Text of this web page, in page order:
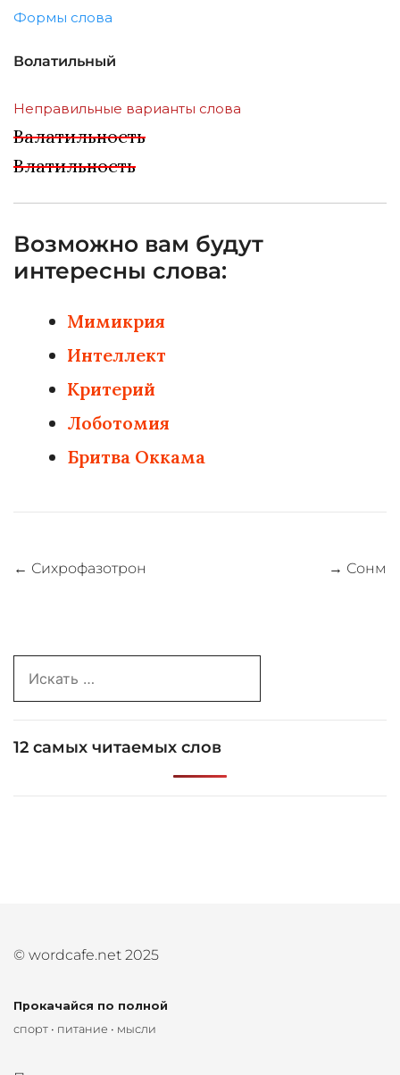
Формы слова
Волатильный
Неправильные варианты слова
Валатильность
Влатильность
Возможно вам будут
интересны слова:
Мимикрия
Интеллект
Критерий
Лоботомия
Бритва Оккама
Навигация
← Сихрофазотрон → Сонм
for:
12 самых читаемых слов
© wordcafe.net 2025
Прокачайся по полной
спорт • питание • мысли